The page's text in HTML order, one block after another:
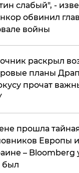
слабый", -
обвинил
войны
раскрыл
планы
прочат
прошла
Европы
– Bloomberg
был